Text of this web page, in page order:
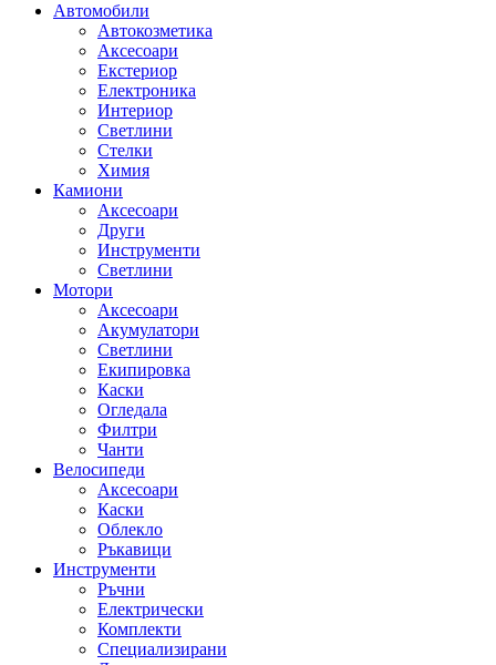
Автомобили
Автокозметика
Аксесоари
Екстериор
Електроника
Интериор
Светлини
Стелки
Химия
Камиони
Аксесоари
Други
Инструменти
Светлини
Мотори
Аксесоари
Акумулатори
Светлини
Екипировка
Каски
Огледала
Филтри
Чанти
Велосипеди
Аксесоари
Каски
Облекло
Ръкавици
Инструменти
Ръчни
Електрически
Комплекти
Специализирани